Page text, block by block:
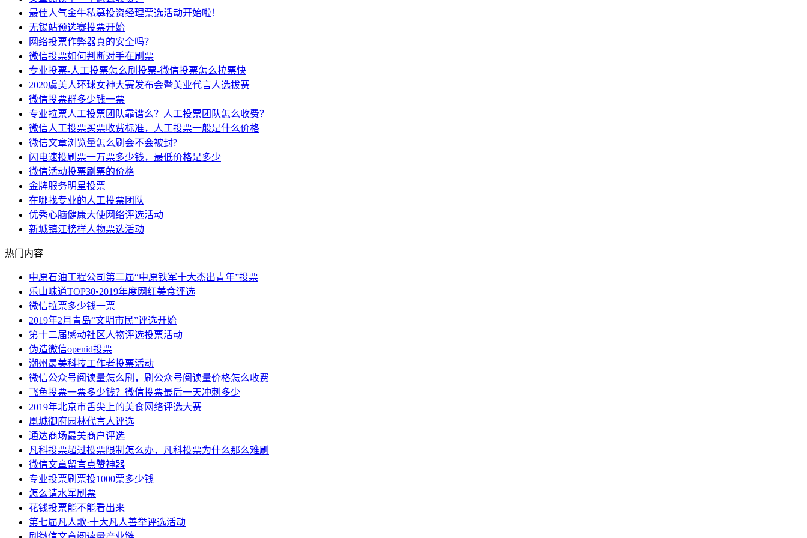
最佳人气金牛私募投资经理票选活动开始啦！
无锡站预选赛投票开始
网络投票作弊器真的安全吗？
微信投票如何判断对手在刷票
专业投票-人工投票怎么刷投票-微信投票怎么拉票快
2020虞美人环球女神大赛发布会暨美业代言人选拔赛
微信投票群多少钱一票
专业拉票人工投票团队靠谱么？人工投票团队怎么收费？
微信人工投票买票收费标准，人工投票一般是什么价格
微信文章浏览量怎么刷会不会被封?
闪电速投刷票一万票多少钱，最低价格是多少
微信活动投票刷票的价格
金牌服务明星投票
在哪找专业的人工投票团队
优秀心脑健康大使网络评选活动
新城镇江榜样人物票选活动
热门内容
中原石油工程公司第二届“中原铁军十大杰出青年”投票
乐山味道TOP30•2019年度网红美食评选
微信拉票多少钱一票
2019年2月青岛“文明市民”评选开始
第十二届感动社区人物评选投票活动
伪造微信openid投票
潮州最美科技工作者投票活动
微信公众号阅读量怎么刷，刷公众号阅读量价格怎么收费
飞鱼投票一票多少钱？微信投票最后一天冲刺多少
2019年北京市舌尖上的美食网络评选大赛
凰城御府园林代言人评选
通达商场最美商户评选
凡科投票超过投票限制怎么办，凡科投票为什么那么难刷
微信文章留言点赞神器
专业投票刷票投1000票多少钱
怎么请水军刷票
花钱投票能不能看出来
第七届凡人歌·十大凡人善举评选活动